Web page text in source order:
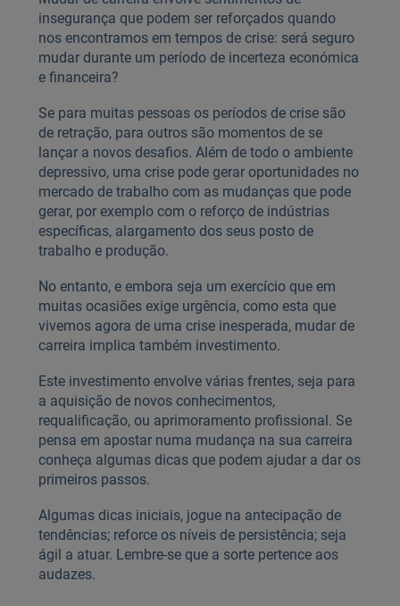
insegurança que podem ser reforçados quando
nos encontramos em tempos de crise: será seguro
mudar durante um período de incerteza económica
e financeira?
Se para muitas pessoas os períodos de crise são
de retração, para outros são momentos de se
lançar a novos desafios. Além de todo o ambiente
depressivo, uma crise pode gerar oportunidades no
mercado de trabalho com as mudanças que pode
gerar, por exemplo com o reforço de indústrias
específicas, alargamento dos seus posto de
trabalho e produção.
No entanto, e embora seja um exercício que em
muitas ocasiões exige urgência, como esta que
vivemos agora de uma crise inesperada, mudar de
carreira implica também investimento.
Este investimento envolve várias frentes, seja para
a aquisição de novos conhecimentos,
requalificação, ou aprimoramento profissional. Se
pensa em apostar numa mudança na sua carreira
conheça algumas dicas que podem ajudar a dar os
primeiros passos.
Algumas dicas iniciais, jogue na antecipação de
tendências; reforce os níveis de persistência; seja
ágil a atuar. Lembre-se que a sorte pertence aos
audazes.